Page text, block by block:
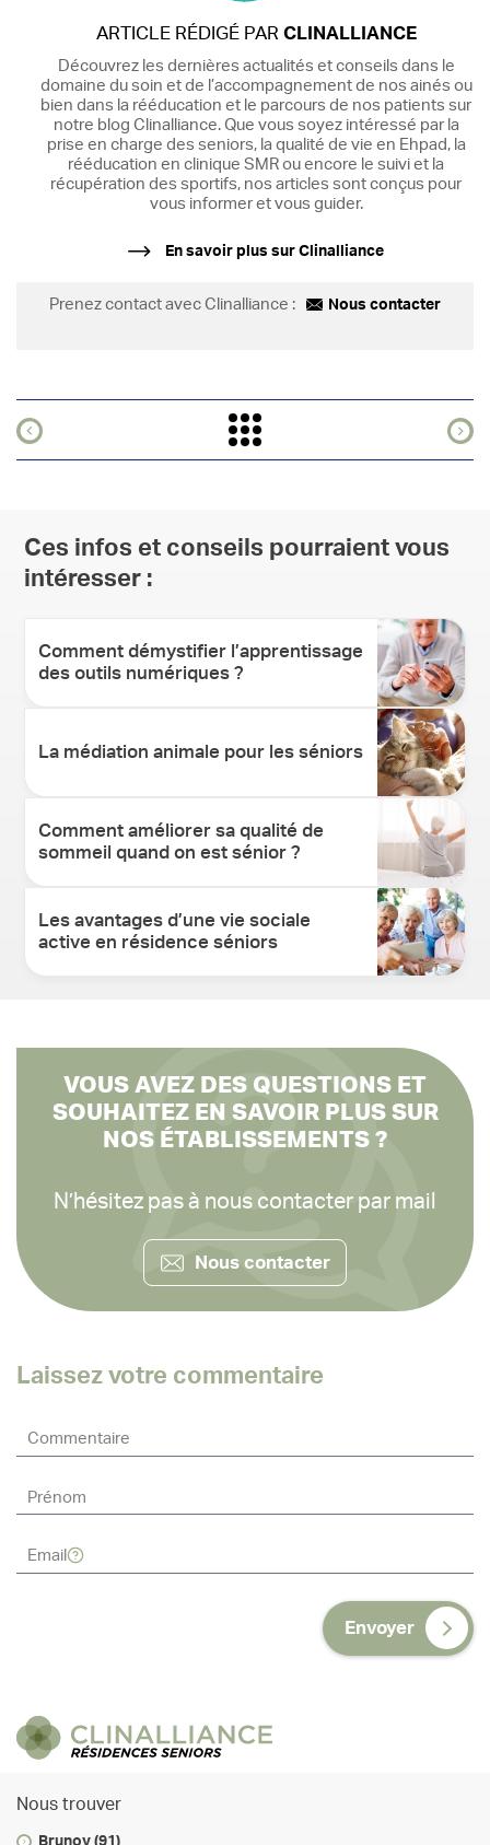
ARTICLE RÉDIGÉ PAR CLINALLIANCE
Découvrez les dernières actualités et conseils dans le
domaine du soin et de l’accompagnement de nos ainés ou
bien dans la rééducation et le parcours de nos patients sur
notre blog Clinalliance. Que vous soyez intéressé par la
prise en charge des seniors, la qualité de vie en Ehpad, la
rééducation en clinique SMR ou encore le suivi et la
récupération des sportifs, nos articles sont conçus pour
vous informer et vous guider.
En savoir plus sur Clinalliance
Prenez contact avec Clinalliance : Nous contacter
Ces infos et conseils pourraient vous
intéresser :
Comment démystifier l’apprentissage
des outils numériques ?
La médiation animale pour les séniors
Comment améliorer sa qualité de
sommeil quand on est sénior ?
Les avantages d’une vie sociale
active en résidence séniors
VOUS AVEZ DES QUESTIONS ET
SOUHAITEZ EN SAVOIR PLUS SUR
NOS ÉTABLISSEMENTS ?
N’hésitez pas à nous contacter par mail
Nous contacter
Laissez votre commentaire
Envoyer
Nous trouver